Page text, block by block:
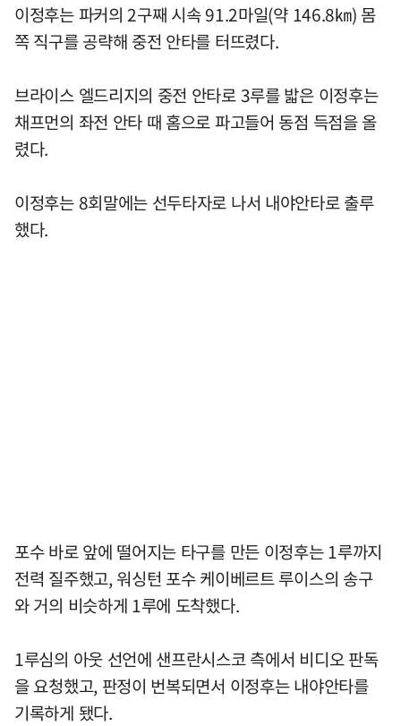
이정후는 파커의 2구째 시속 91.2마일(약 146.8㎞) 몸
쪽 직구를 공략해 중전 안타를 터뜨렸다.
브라이스 엘드리지의 중전 안타로 3루를 밟은 이정후는
채프먼의 좌전 안타 때 홈으로 파고들어 동점 득점을 올
렸다.
이정후는 8회말에는 선두타자로 나서 내야안타로 출루
했다.
포수 바로 앞에 떨어지는 타구를 만든 이정후는 1루까지
전력 질주했고, 워싱턴 포수 케이베르트 루이스의 송구
와 거의 비슷하게 1루에 도착했다.
1루심의 아웃 선언에 샌프란시스코 측에서 비디오 판독
을 요청했고, 판정이 번복되면서 이정후는 내야안타를
기록하게 됐다.